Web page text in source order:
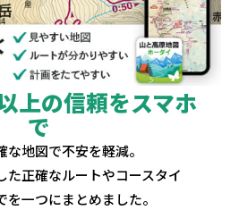
上の信頼をスマホ
で
地図で不安を軽減。
た正確なルートやコースタイ
一つにまとめました。